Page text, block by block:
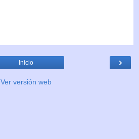
›
Inicio
Ver versión web